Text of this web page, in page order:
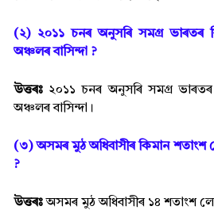
(২) ২০১১ চনৰ অনুসৰি সমগ্ৰ ভাৰতৰ
অঞ্চলৰ বাসিন্দা ?
উত্তৰঃ ২০১১ চনৰ অনুসৰি সমগ্ৰ
অঞ্চলৰ বাসিন্দা।
(৩) অসমৰ মুঠ অধিবাসীৰ কিমান শতাংশ
?
উত্তৰঃঅসমৰ মুঠ অধিবাসীৰ ১৪ শতাংশ